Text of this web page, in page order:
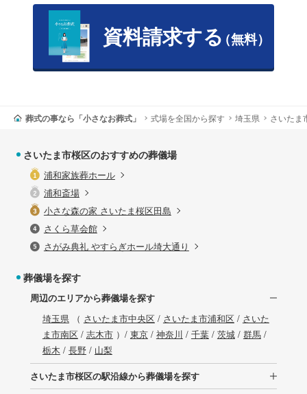
資料請求する（無料）
葬式の事なら「小さなお葬式」 式場を全国から探す 埼玉県 さいたま
さいたま市桜区のおすすめの葬儀場
浦和家族葬ホール
浦和斎場
小さな森の家 さいたま桜区田島
さくら草会館
さがみ典礼 やすらぎホール埼大通り
葬儀場を探す
周辺のエリアから葬儀場を探す
埼玉県（ さいたま市中央区 / さいたま市浦和区 / さいた
ま市南区 / 志木市）/ 東京/ 神奈川 / 千葉/ 茨城/ 群馬/
栃木 / 長野/ 山梨
さいたま市桜区の駅沿線から葬儀場を探す